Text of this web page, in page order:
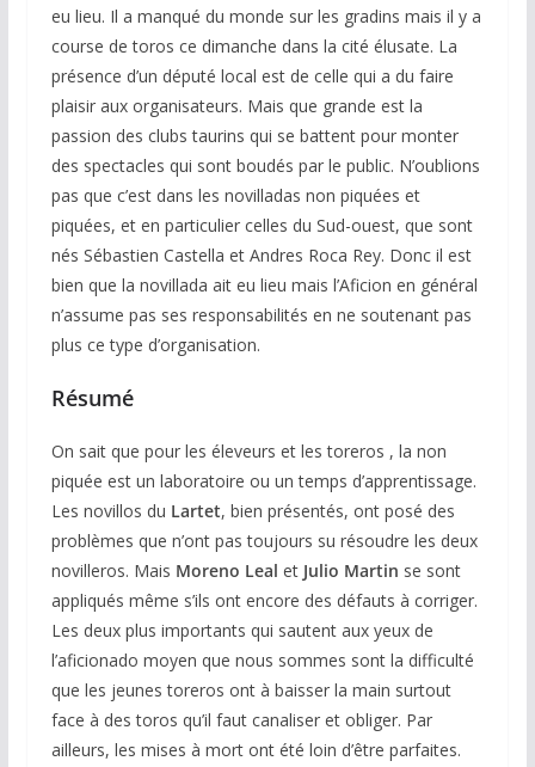
eu lieu. Il a manqué du monde sur les gradins mais il y a
course de toros ce dimanche dans la cité élusate. La
présence d’un député local est de celle qui a du faire
plaisir aux organisateurs. Mais que grande est la
passion des clubs taurins qui se battent pour monter
des spectacles qui sont boudés par le public. N’oublions
pas que c’est dans les novilladas non piquées et
piquées, et en particulier celles du Sud-ouest, que sont
nés Sébastien Castella et Andres Roca Rey. Donc il est
bien que la novillada ait eu lieu mais l’Aficion en général
n’assume pas ses responsabilités en ne soutenant pas
plus ce type d’organisation.
Résumé
On sait que pour les éleveurs et les toreros , la non
piquée est un laboratoire ou un temps d’apprentissage.
Les novillos du Lartet, bien présentés, ont posé des
problèmes que n’ont pas toujours su résoudre les deux
novilleros. Mais Moreno Leal et Julio Martin se sont
appliqués même s’ils ont encore des défauts à corriger.
Les deux plus importants qui sautent aux yeux de
l’aficionado moyen que nous sommes sont la difficulté
que les jeunes toreros ont à baisser la main surtout
face à des toros qu’il faut canaliser et obliger. Par
ailleurs, les mises à mort ont été loin d’être parfaites.